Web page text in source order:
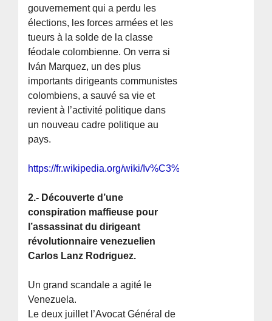
gouvernement qui a perdu les
élections, les forces armées et les
tueurs à la solde de la classe
féodale colombienne. On verra si
Iván Marquez, un des plus
importants dirigeants communistes
colombiens, a sauvé sa vie et
revient à l’activité politique dans
un nouveau cadre politique au
pays.
https://fr.wikipedia.org/wiki/
2.- Découverte d’une
conspiration maffieuse pour
l’assassinat du dirigeant
révolutionnaire venezuelien
Carlos Lanz Rodriguez.
Un grand scandale a agité le
Venezuela.
Le deux juillet l’Avocat Général de